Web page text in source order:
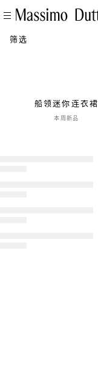
筛选
船领迷你连衣裙
本周新品